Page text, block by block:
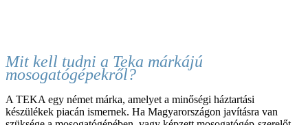
Mit kell tudni a Teka márkájú
mosogatógépekről?
A TEKA egy német márka, amelyet a minőségi háztartási
készülékek piacán ismernek. Ha Magyarországon javításra van